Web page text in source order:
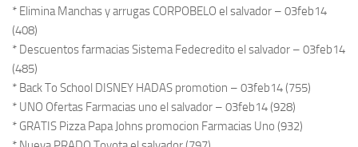
* Elimina Manchas y arrugas CORPOBELO el salvador – 03feb14
(408)
* Descuentos farmacias Sistema Fedecredito el salvador – 03feb14
(485)
* Back To School DISNEY HADAS promotion – 03feb14 (755)
* UNO Ofertas Farmacias uno el salvador – 03feb14 (928)
* GRATIS Pizza Papa Johns promocion Farmacias Uno (932)